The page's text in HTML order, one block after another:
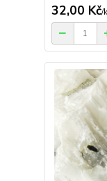
32,00 Kč/